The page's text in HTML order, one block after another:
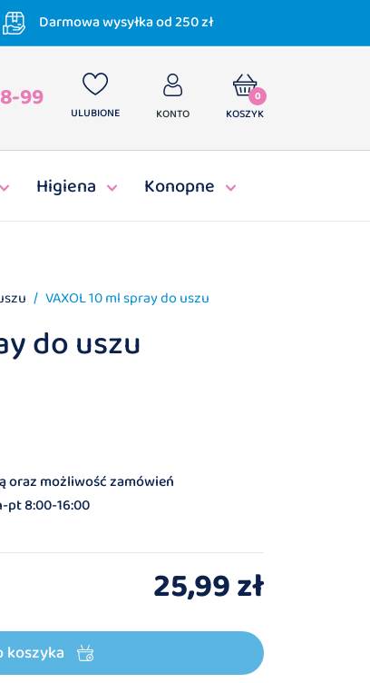
Darmowa wysyłka od 250 zł
99 ULUBIONE KONTO
0
KOSZYK
Higiena Konopne
VAXOL 10 ml spray do uszu
do uszu
oraz możliwość zamówień
pt 8:00-16:00
25,99 zł
koszyka